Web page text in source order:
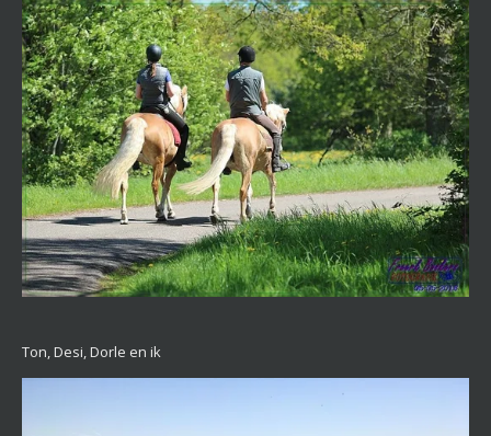
Ton, Desi, Dorle en ik